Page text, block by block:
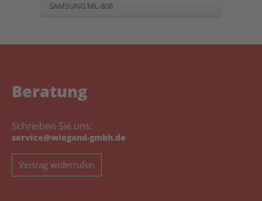
SAMSUNG ML-808
Beratung
Schreiben Sie uns:
service@wiegand-gmbh.de
Vertrag widerrufen